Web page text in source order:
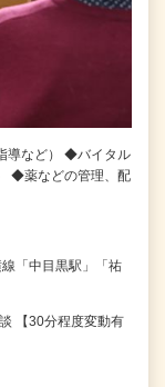
導など） ◆バイタル
◆薬などの管理、配
「中目黒駅」「祐
【30分程度変動有